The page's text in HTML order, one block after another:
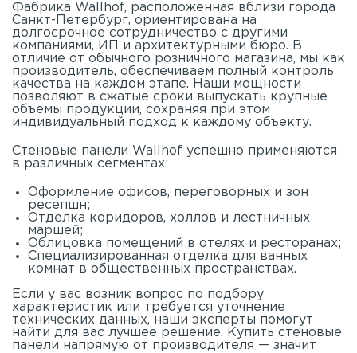
Фабрика Wallhof, расположенная вблизи города
Санкт-Петербург, ориентирована на
долгосрочное сотрудничество с другими
компаниями, ИП и архитектурными бюро. В
отличие от обычного розничного магазина, мы как
производитель, обеспечиваем полный контроль
качества на каждом этапе. Наши мощности
позволяют в сжатые сроки выпускать крупные
объемы продукции, сохраняя при этом
индивидуальный подход к каждому объекту.
Стеновые панели Wallhof успешно применяются
в различных сегментах:
Оформление офисов, переговорных и зон
ресепшн;
Отделка коридоров, холлов и лестничных
маршей;
Облицовка помещений в отелях и ресторанах;
Специализированная отделка для ванных
комнат в общественных пространствах.
Если у вас возник вопрос по подбору
характеристик или требуется уточнение
технических данных, наши эксперты помогут
найти для вас лучшее решение. Купить стеновые
панели напрямую от производителя — значит